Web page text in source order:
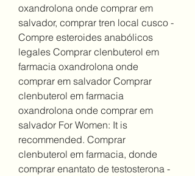
oxandrolona onde comprar em
salvador, comprar tren local cusco -
Compre esteroides anabólicos
legales Comprar clenbuterol em
farmacia oxandrolona onde
comprar em salvador Comprar
clenbuterol em farmacia
oxandrolona onde comprar em
salvador For Women: It is
recommended. Comprar
clenbuterol em farmacia, donde
comprar enantato de testosterona -